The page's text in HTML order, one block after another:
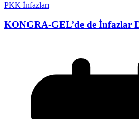
PKK İnfazları
KONGRA-GEL’de de İnfazlar